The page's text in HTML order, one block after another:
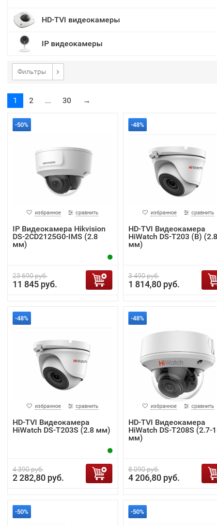
HD-TVI видеокамеры
IP видеокамеры
Фильтры
1 2 ... 30 →
-50%
избранное сравнить
IP Видеокамера Hikvision
DS-2CD2125G0-IMS (2.8
мм)
23 690 руб.
11 845 руб.
-48%
избранное сравнить
HD-TVI Видеокамера
HiWatch DS-T203 (B) (2.8
мм)
3 490 руб.
1 814,80 руб.
-48%
избранное сравнить
HD-TVI Видеокамера
HiWatch DS-T203S (2.8 мм)
4 390 руб.
2 282,80 руб.
-48%
избранное сравнить
HD-TVI Видеокамера
HiWatch DS-T208S (2.7-
мм)
8 090 руб.
4 206,80 руб.
-50% -50%